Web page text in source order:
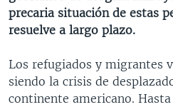
NOTA ECONÓMICA
ENTRETENIMIENTO
precaria situación de estas
resuelve a largo plazo.
Los refugiados y migrantes
siendo la crisis de
continente americano.